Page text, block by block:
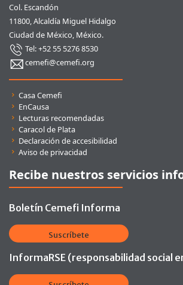
Col. Escandón
11800, Alcaldía Miguel Hidalgo
Ciudad de México, México.
Tel: +52 55 5276 8530
cemefi@cemefi.org
Enlaces rápidos
Casa Cemefi
EnCausa
Lecturas recomendadas
Caracol de Plata
Declaración de accesibilidad
Aviso de privacidad
Recibe nuestros servicios
Boletín Cemefi Informa
Suscríbete
InformaRSE (responsabilidad social